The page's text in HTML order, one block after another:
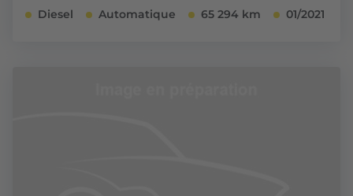
Diesel Automatique 65 294 km 01/2021